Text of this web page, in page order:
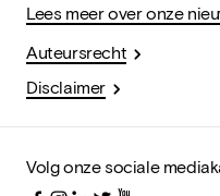
Lees meer over onze
Auteursrecht
Disclaimer
Volg onze sociale